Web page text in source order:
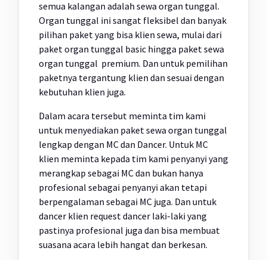
semua kalangan adalah sewa organ tunggal.
Organ tunggal ini sangat fleksibel dan banyak
pilihan paket yang bisa klien sewa, mulai dari
paket organ tunggal basic hingga paket sewa
organ tunggal premium. Dan untuk pemilihan
paketnya tergantung klien dan sesuai dengan
kebutuhan klien juga.
Dalam acara tersebut meminta tim kami
untuk menyediakan paket sewa organ tunggal
lengkap dengan MC dan Dancer. Untuk MC
klien meminta kepada tim kami penyanyi yang
merangkap sebagai MC dan bukan hanya
profesional sebagai penyanyi akan tetapi
berpengalaman sebagai MC juga. Dan untuk
dancer klien request dancer laki-laki yang
pastinya profesional juga dan bisa membuat
suasana acara lebih hangat dan berkesan.